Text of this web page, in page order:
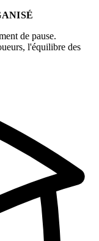
de pause.
l'équilibre des